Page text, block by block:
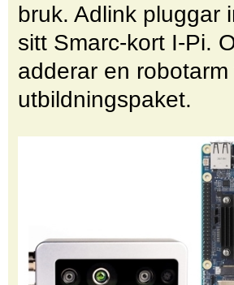
bruk. Adlink pluggar
sitt Smarc-kort I-Pi.
adderar en
utbildningspaket.